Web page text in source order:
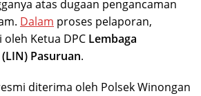
atas dugaan pengancaman
Dalam proses pelaporan,
Ketua DPC Lembaga
Pasuruan.
diterima oleh Polsek Winongan